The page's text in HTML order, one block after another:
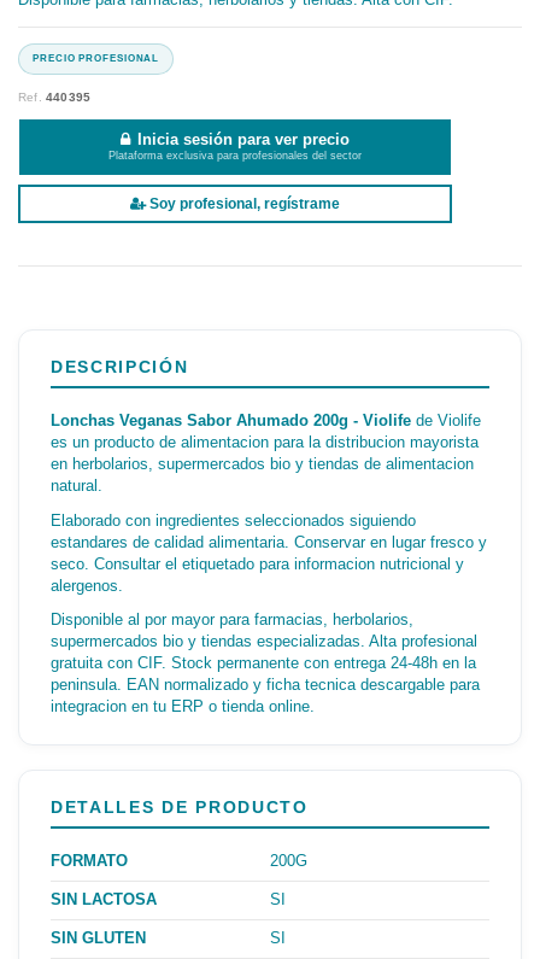
Ref.440395
Inicia sesión para ver precio
Plataforma exclusiva para profesionales del sector
Soy profesional, regístrame
DESCRIPCIÓN
Lonchas Veganas Sabor Ahumado 200g - Violife de Violife
es un producto de alimentacion para la distribucion mayorista
en herbolarios, supermercados bio y tiendas de alimentacion
natural.
Elaborado con ingredientes seleccionados siguiendo
estandares de calidad alimentaria. Conservar en lugar fresco y
seco. Consultar el etiquetado para informacion nutricional y
alergenos.
Disponible al por mayor para farmacias, herbolarios,
supermercados bio y tiendas especializadas. Alta profesional
gratuita con CIF. Stock permanente con entrega 24-48h en la
peninsula. EAN normalizado y ficha tecnica descargable para
integracion en tu ERP o tienda online.
DETALLES DE PRODUCTO
FORMATO 200G
SIN LACTOSA SI
SIN GLUTEN SI